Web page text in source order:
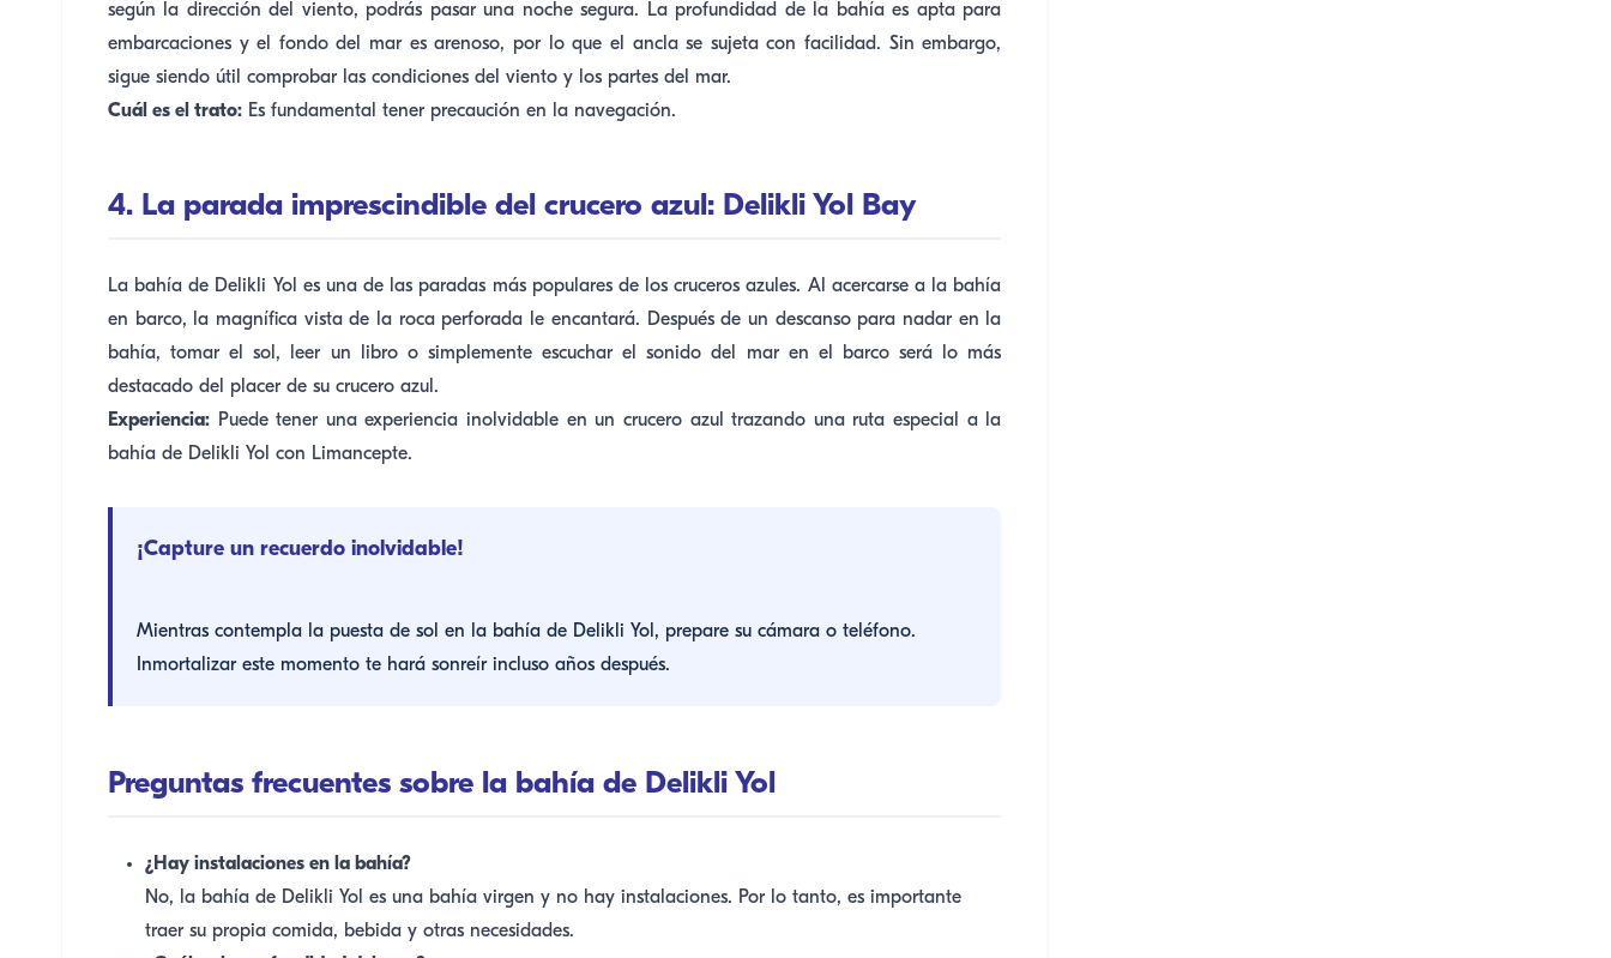
según la dirección del viento, podrás pasar una noche segura. La profundidad de la bahía es apta para
embarcaciones y el fondo del mar es arenoso, por lo que el ancla se sujeta con facilidad. Sin embargo,
sigue siendo útil comprobar las condiciones del viento y los partes del mar.
Cuál es el trato:Es fundamental tener precaución en la navegación.
4. La parada imprescindible del crucero azul: Delikli Yol Bay
La bahía de Delikli Yol es una de las paradas más populares de los cruceros azules. Al acercarse a la bahía
en barco, la magnífica vista de la roca perforada le encantará. Después de un descanso para nadar en la
bahía, tomar el sol, leer un libro o simplemente escuchar el sonido del mar en el barco será lo más
destacado del placer de su crucero azul.
Experiencia:Puede tener una experiencia inolvidable en un crucero azul trazando una ruta especial a la
bahía de Delikli Yol con Limancepte.
¡Capture un recuerdo inolvidable!
Mientras contempla la puesta de sol en la bahía de Delikli Yol, prepare su cámara o teléfono.
Inmortalizar este momento te hará sonreír incluso años después.
Preguntas frecuentes sobre la bahía de Delikli Yol
¿Hay instalaciones en la bahía?
No, la bahía de Delikli Yol es una bahía virgen y no hay instalaciones. Por lo tanto, es importante
traer su propia comida, bebida y otras necesidades.